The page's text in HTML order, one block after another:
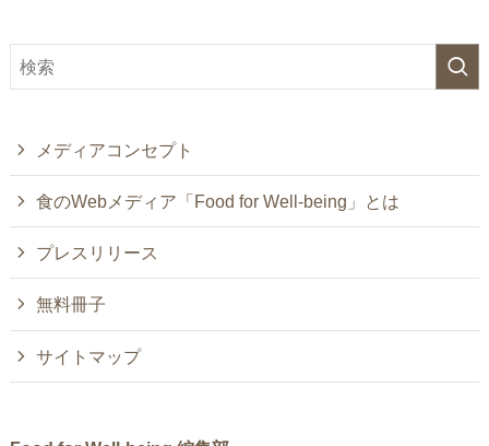
メディアコンセプト
食のWebメディア「Food for Well-being」とは
プレスリリース
無料冊子
サイトマップ